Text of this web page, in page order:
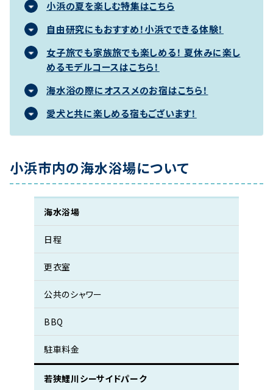
小浜の夏を楽しむ特集はこちら
自由研究にもおすすめ！小浜でできる体験！
女子旅でも家族旅でも楽しめる！ 夏休みに楽し
めるモデルコースはこちら！
海水浴の際にオススメのお宿はこちら！
愛犬と共に楽しめる宿もございます！
小浜市内の海水浴場について
海水浴場
日程
更衣室
公共のシャワー
BBQ
駐車料金
若狭鯉川シーサイドパーク